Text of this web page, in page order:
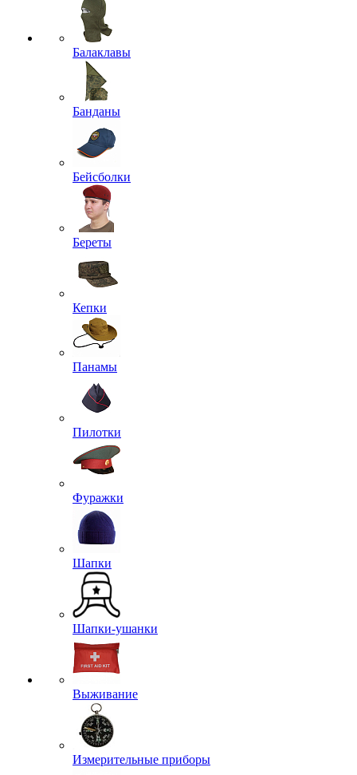
Балаклавы
Банданы
Бейсболки
Береты
Кепки
Панамы
Пилотки
Фуражки
Шапки
Шапки-ушанки
Выживание
Измерительные приборы